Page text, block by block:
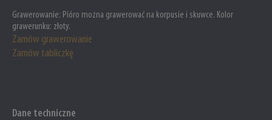
Grawerowanie: Pióro można grawerować na korpusie i skuwce. Kolor
grawerunku: złoty.
Zamów grawerowanie
Zamów tabliczkę
Dane techniczne